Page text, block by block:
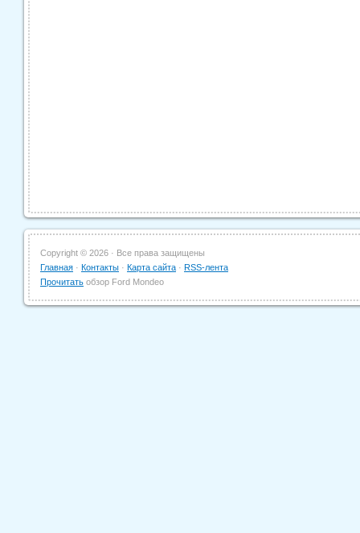
Copyright © 2026 · Все права защищены
Главная · Контакты · Карта сайта · RSS-лента
Прочитать обзор Ford Mondeo